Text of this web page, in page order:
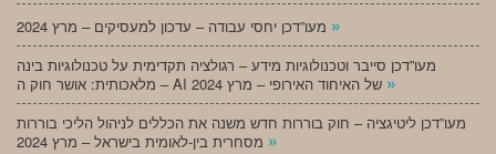
»
מעו”דכן סייבר וטכנולוגיות מידע – רגולציה תקדימית על טכנולוגיות בינה
»
מעו”דכן ליטיגציה – חוק בוררות חדש משנה את הכללים לניהול הליכי בוררות
»